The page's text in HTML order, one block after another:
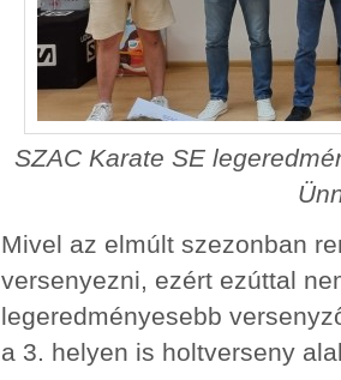
SZAC Karate SE
Mivel az elmúlt szezonban
versenyezni, ezért ezúttal
legeredményesebb
a 3. helyen is holtverseny